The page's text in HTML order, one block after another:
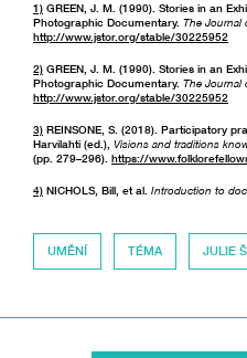
1) GREEN, J. M. (1990). Stories in an
Photographic Documentary. The Journal
http://www.jstor.org/stable/30225952
2) GREEN, J. M. (1990). Stories in an
Photographic Documentary. The Journal
http://www.jstor.org/stable/30225952
3) REINSONE, S. (2018). Participatory
Harvilahti (ed.), Visions and traditions
(pp. 279–296). https://
4) NICHOLS, Bill, et al. Introduction to
UMĚNÍ TÉMA JULIE